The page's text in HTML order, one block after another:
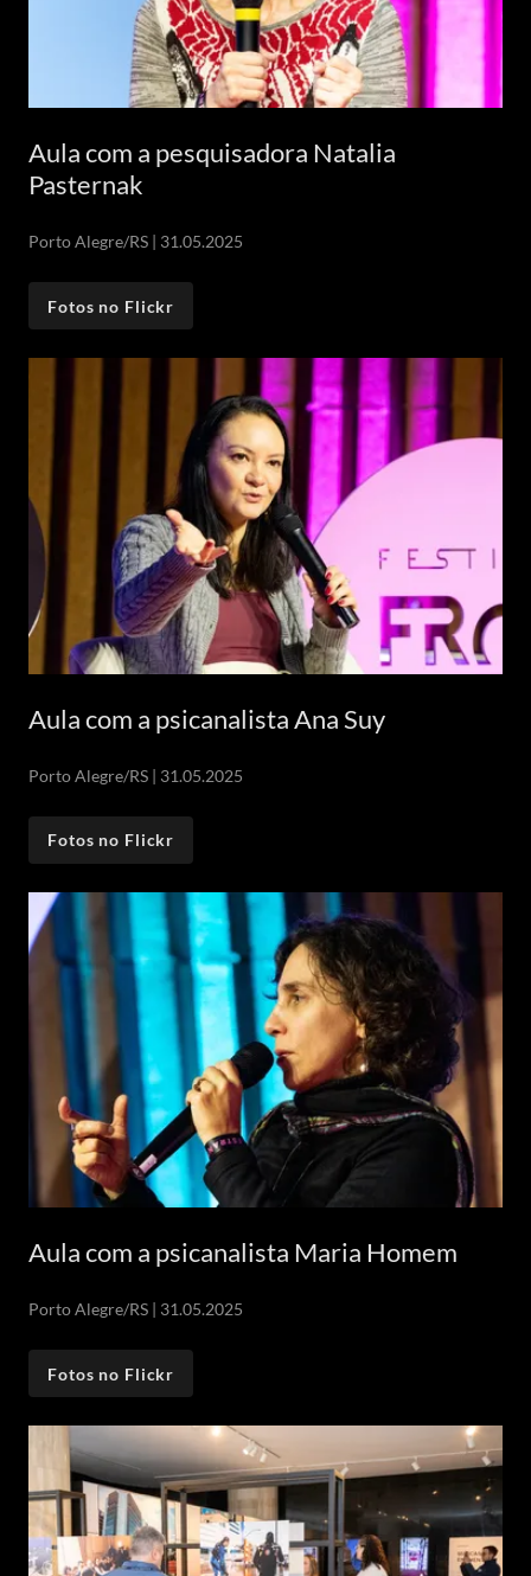
Aula com a pesquisadora Natalia
Pasternak
Porto Alegre/RS | 31.05.2025
Fotos no Flickr
Aula com a psicanalista Ana Suy
Porto Alegre/RS | 31.05.2025
Fotos no Flickr
Aula com a psicanalista Maria Homem
Porto Alegre/RS | 31.05.2025
Fotos no Flickr